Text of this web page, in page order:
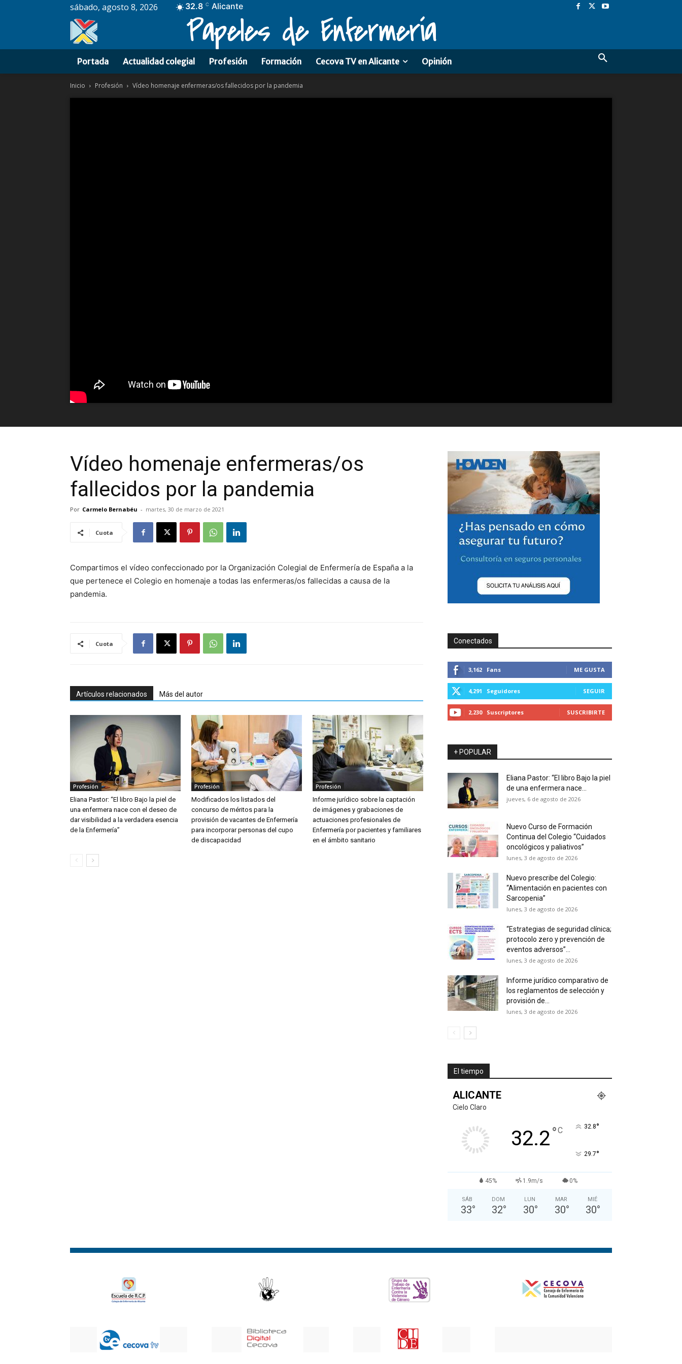
sábado, agosto 8, 2026 32.8 C Alicante
Papeles de Enfermería
Portada Actualidad colegial Profesión Formación Cecova TV en Alicante Opinión
Inicio Profesión Vídeo homenaje enfermeras/os fallecidos por la pandemia
Vídeo homenaje enfermeras/os
fallecidos por la pandemia
Por Carmelo Bernabéu - martes, 30 de marzo de 2021
Cuota
Compartimos el vídeo confeccionado por la Organización Colegial de Enfermería de España a la
que pertenece el Colegio en homenaje a todas las enfermeras/os fallecidas a causa de la
pandemia.
Cuota
Artículos relacionados Más del autor
Profesión
Eliana Pastor: “El libro Bajo la piel de
una enfermera nace con el deseo de
dar visibilidad a la verdadera esencia
de la Enfermería”
Profesión
Modificados los listados del
concurso de méritos para la
provisión de vacantes de Enfermería
para incorporar personas del cupo
de discapacidad
Profesión
Informe jurídico sobre la captación
de imágenes y grabaciones de
actuaciones profesionales de
Enfermería por pacientes y familiares
en el ámbito sanitario
Conectados
3,162 Fans ME GUSTA
4,291 Seguidores SEGUIR
2,230 Suscriptores SUSCRIBIRTE
+ POPULAR
Eliana Pastor: “El libro Bajo la piel
de una enfermera nace...
jueves, 6 de agosto de 2026
Nuevo Curso de Formación
Continua del Colegio “Cuidados
oncológicos y paliativos”
lunes, 3 de agosto de 2026
Nuevo prescribe del Colegio:
“Alimentación en pacientes con
Sarcopenia”
lunes, 3 de agosto de 2026
“Estrategias de seguridad clínica;
protocolo zero y prevención de
eventos adversos”...
lunes, 3 de agosto de 2026
Informe jurídico comparativo de
los reglamentos de selección y
provisión de...
lunes, 3 de agosto de 2026
El tiempo
ALICANTE
Cielo Claro
32.2°C 32.8°
29.7°
45% 1.9m/s 0%
SÁB
33°
DOM
32°
LUN
30°
MAR
30°
MIÉ
30°